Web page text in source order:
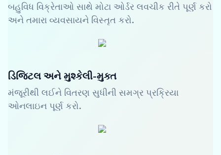
બહુવિધ વિક્રેતાઓ સાથે મોટા ઓર્ડર લવચીક રીતે પૂર્ણ કરો
અને તમારા વ્યવસાયને વિસ્તૃત કરો.
ડિજિટલ અને મુશ્કેલી-મુક્ત
મંજૂરીથી લઈને વિતરણ સુધીની સમગ્ર પ્રક્રિયા
ઓનલાઇન પૂર્ણ કરો.